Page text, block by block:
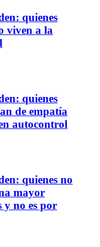
quienes
viven a la
quienes
de empatía
autocontrol
quienes no
mayor
y no es por